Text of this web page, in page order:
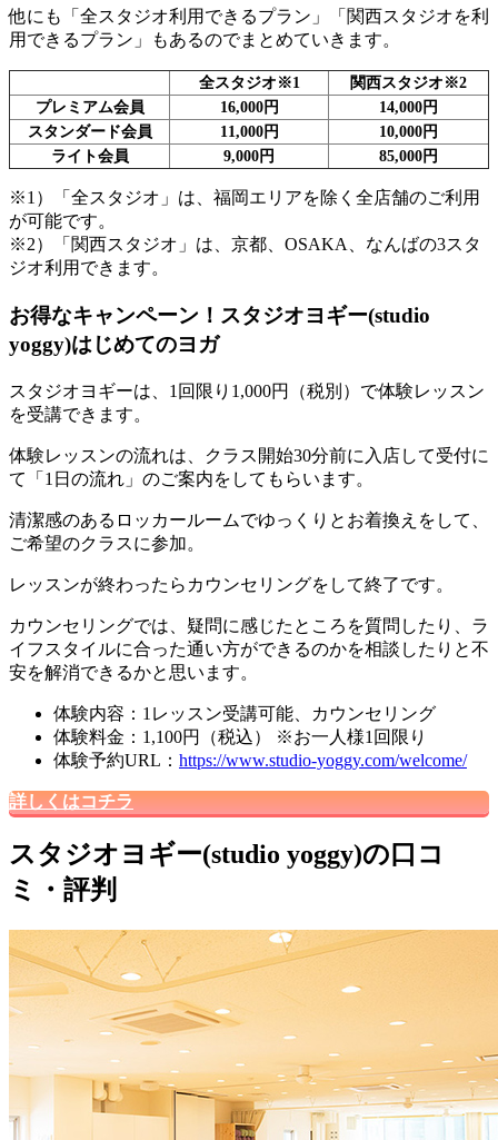
他にも
「全スタジオ利用できるプラン」「関西スタジオを利
用できるプラン」
もあるのでまとめていきます。
全スタジオ※1
関西スタジオ※2
プレミアム会員
16,000円
14,000円
スタンダード会員
11,000円
10,000円
ライト会員
9,000円 85,000円
※1）「全スタジオ」は、福岡エリアを除く全店舗のご利用
が可能です。
※2）「関西スタジオ」は、京都、OSAKA、なんばの3スタ
ジオ利用できます。
お得なキャンペーン！スタジオヨギー(studio
yoggy)はじめてのヨガ
スタジオヨギーは、 1回限り1,000円（税別）で体験レッスン
を受講できます。
体験レッスンの流れは、クラス開始30分前に入店して受付に
て「1日の流れ」のご案内をしてもらいます。
清潔感のあるロッカールームでゆっくりとお着換えをして、
ご希望のクラスに参加。
レッスンが終わったらカウンセリングをして終了です。
カウンセリングでは、 疑問に感じたところを質問したり、ラ
イフスタイルに合った通い方ができるのかを相談したりと不
安を解消できるかと思います。
体験内容：1レッスン受講可能、カウンセリング
体験料金：1,100円（税込） ※お一人様1回限り
体験予約URL： https://www.studio-yoggy.com/welcome/
詳しくはコチラ
スタジオヨギー(studio yoggy)の口コ
ミ・評判